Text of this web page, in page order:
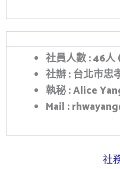
社員人數:46人
社辦: 台北市忠
執秘: Alice
Mail :
社